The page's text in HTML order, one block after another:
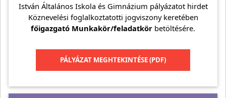
István Általános Iskola és Gimnázium pályázatot hirdet
Köznevelési foglalkoztatotti jogviszony keretében
főigazgató Munkakör/feladatkör betöltésére.
PÁLYÁZAT MEGHTEKINTÉSE (PDF)